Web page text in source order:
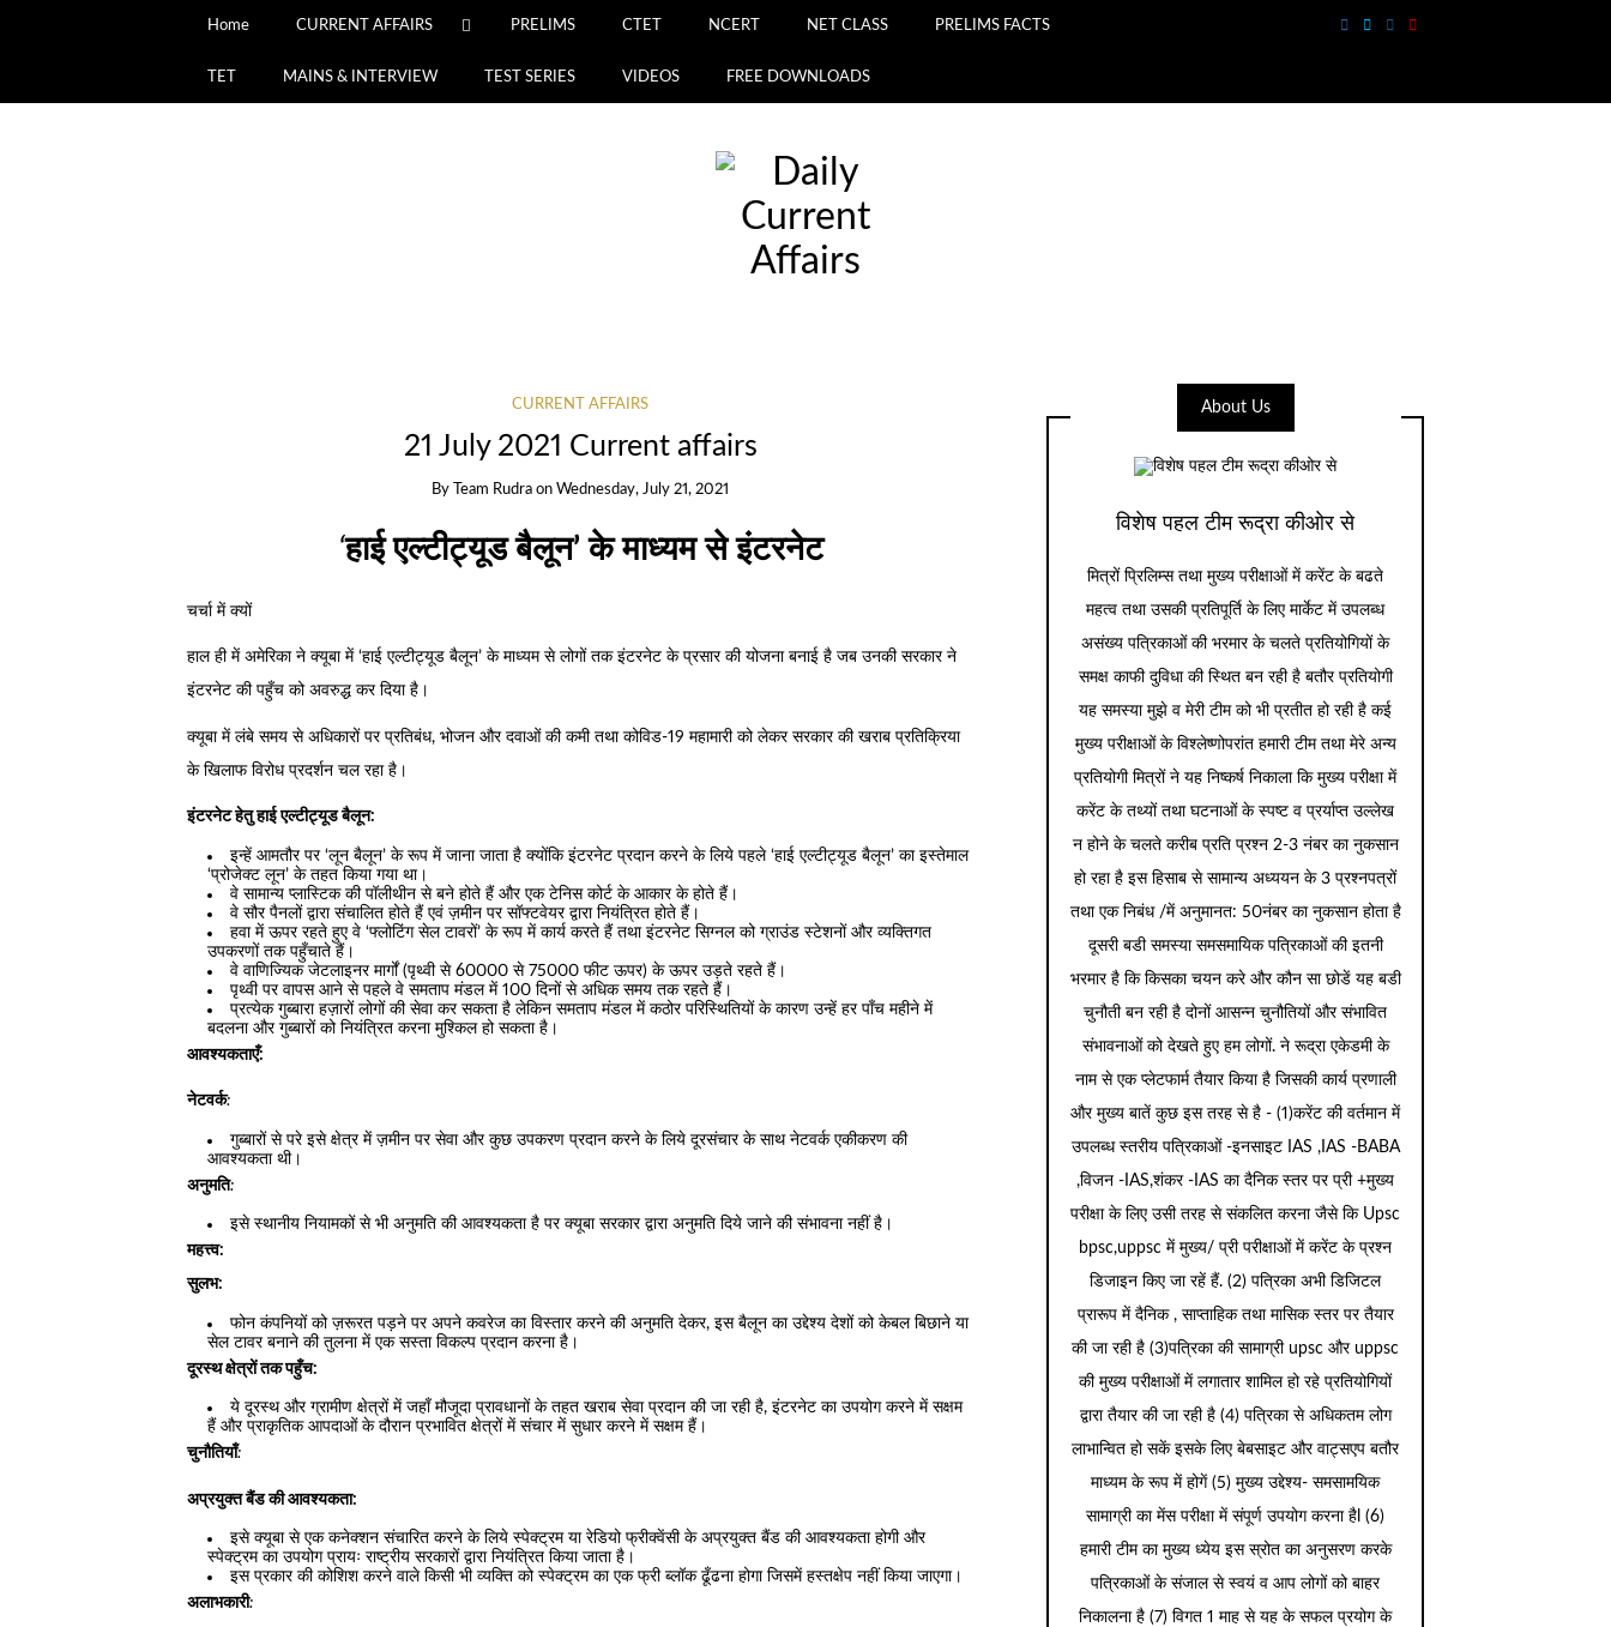
Home CURRENT AFFAIRS PRELIMS CTET NCERT NET CLASS PRELIMS FACTS
TET MAINS & INTERVIEW TEST SERIES VIDEOS FREE DOWNLOADS
CURRENT AFFAIRS
21 July 2021 Current affairs
By Team Rudra onWednesday, July 21, 2021
‘हाई एल्टीट्यूड बैलून’ के माध्यम से इंटरनेट
चर्चा में क्यों
हाल ही में अमेरिका ने क्यूबा में ‘हाई एल्टीट्यूड बैलून’ के माध्यम से लोगों तक इंटरनेट के प्रसार की योजना बनाई है जब उनकी सरकार ने
इंटरनेट की पहुँच को अवरुद्ध कर दिया है।
क्यूबा में लंबे समय से अधिकारों पर प्रतिबंध, भोजन और दवाओं की कमी तथा कोविड-19 महामारी को लेकर सरकार की खराब प्रतिक्रिया
के खिलाफ विरोध प्रदर्शन चल रहा है।
इंटरनेट हेतु हाई एल्टीट्यूड बैलून:
इन्हें आमतौर पर ‘लून बैलून’ के रूप में जाना जाता है क्योंकि इंटरनेट प्रदान करने के लिये पहले ‘हाई एल्टीट्यूड बैलून’ का इस्तेमाल
‘प्रोजेक्ट लून’ के तहत किया गया था।
वे सामान्य प्लास्टिक की पॉलीथीन से बने होते हैं और एक टेनिस कोर्ट के आकार के होते हैं।
वे सौर पैनलों द्वारा संचालित होते हैं एवं ज़मीन पर सॉफ्टवेयर द्वारा नियंत्रित होते हैं।
हवा में ऊपर रहते हुए वे ‘फ्लोटिंग सेल टावरों’ के रूप में कार्य करते हैं तथा इंटरनेट सिग्नल को ग्राउंड स्टेशनों और व्यक्तिगत
उपकरणों तक पहुँचाते हैं।
वे वाणिज्यिक जेटलाइनर मार्गों (पृथ्वी से 60000 से 75000 फीट ऊपर) के ऊपर उड़ते रहते हैं।
पृथ्वी पर वापस आने से पहले वे समताप मंडल में 100 दिनों से अधिक समय तक रहते हैं।
प्रत्येक गुब्बारा हज़ारों लोगों की सेवा कर सकता है लेकिन समताप मंडल में कठोर परिस्थितियों के कारण उन्हें हर पाँच महीने में
बदलना और गुब्बारों को नियंत्रित करना मुश्किल हो सकता है।
आवश्यकताएँ:
नेटवर्क:
गुब्बारों से परे इसे क्षेत्र में ज़मीन पर सेवा और कुछ उपकरण प्रदान करने के लिये दूरसंचार के साथ नेटवर्क एकीकरण की
आवश्यकता थी।
अनुमति:
इसे स्थानीय नियामकों से भी अनुमति की आवश्यकता है पर क्यूबा सरकार द्वारा अनुमति दिये जाने की संभावना नहीं है।
महत्त्व:
सुलभ:
फोन कंपनियों को ज़रूरत पड़ने पर अपने कवरेज का विस्तार करने की अनुमति देकर, इस बैलून का उद्देश्य देशों को केबल बिछाने या
सेल टावर बनाने की तुलना में एक सस्ता विकल्प प्रदान करना है।
दूरस्थ क्षेत्रों तक पहुँच:
ये दूरस्थ और ग्रामीण क्षेत्रों में जहाँ मौजूदा प्रावधानों के तहत खराब सेवा प्रदान की जा रही है, इंटरनेट का उपयोग करने में सक्षम
हैं और प्राकृतिक आपदाओं के दौरान प्रभावित क्षेत्रों में संचार में सुधार करने में सक्षम हैं।
चुनौतियाँ:
अप्रयुक्त बैंड की आवश्यकता:
इसे क्यूबा से एक कनेक्शन संचारित करने के लिये स्पेक्ट्रम या रेडियो फ्रीक्वेंसी के अप्रयुक्त बैंड की आवश्यकता होगी और
स्पेक्ट्रम का उपयोग प्रायः राष्ट्रीय सरकारों द्वारा नियंत्रित किया जाता है।
इस प्रकार की कोशिश करने वाले किसी भी व्यक्ति को स्पेक्ट्रम का एक फ्री ब्लॉक ढूँढना होगा जिसमें हस्तक्षेप नहीं किया जाएगा।
अलाभकारी:
About Us
विशेष पहल टीम रूद्रा कीओर से
मित्रों प्रिलिम्स तथा मुख्य परीक्षाओं में करेंट के बढते
महत्व तथा उसकी प्रतिपूर्ति के लिए मार्केट में उपलब्ध
असंख्य पत्रिकाओं की भरमार के चलते प्रतियोगियों के
समक्ष काफी दुविधा की स्थित बन रही है बतौर प्रतियोगी
यह समस्या मुझे व मेरी टीम को भी प्रतीत हो रही है कई
मुख्य परीक्षाओं के विश्लेष्णोपरांत हमारी टीम तथा मेरे अन्य
प्रतियोगी मित्रों ने यह निष्कर्ष निकाला कि मुख्य परीक्षा में
करेंट के तथ्यों तथा घटनाओं के स्पष्ट व प्रर्याप्त उल्लेख
न होने के चलते करीब प्रति प्रश्न 2-3 नंबर का नुकसान
हो रहा है इस हिसाब से सामान्य अध्ययन के 3 प्रश्नपत्रों
तथा एक निबंध /में अनुमानत: 50नंबर का नुकसान होता है
दूसरी बडी समस्या समसमायिक पत्रिकाओं की इतनी
भरमार है कि किसका चयन करे और कौन सा छोडें यह बडी
चुनौती बन रही है दोनों आसन्न चुनौतियों और संभावित
संभावनाओं को देखते हुए हम लोगों. ने रूद्रा एकेडमी के
नाम से एक प्लेटफार्म तैयार किया है जिसकी कार्य प्रणाली
और मुख्य बातें कुछ इस तरह से है - (1)करेंट की वर्तमान में
उपलब्ध स्तरीय पत्रिकाओं -इनसाइट IAS ,IAS -BABA
,विजन -IAS,शंकर -IAS का दैनिक स्तर पर प्री +मुख्य
परीक्षा के लिए उसी तरह से संकलित करना जैसे कि Upsc
bpsc,uppsc में मुख्य/ प्री परीक्षाओं में करेंट के प्रश्न
डिजाइन किए जा रहें हैं. (2) पत्रिका अभी डिजिटल
प्रारूप में दैनिक , साप्ताहिक तथा मासिक स्तर पर तैयार
की जा रही है (3)पत्रिका की सामाग्री upsc और uppsc
की मुख्य परीक्षाओं में लगातार शामिल हो रहे प्रतियोगियों
द्वारा तैयार की जा रही है (4) पत्रिका से अधिकतम लोग
लाभान्वित हो सकें इसके लिए बेबसाइट और वाट्सएप बतौर
माध्यम के रूप में होगें (5) मुख्य उद्देश्य- समसामयिक
सामाग्री का मेंस परीक्षा में संपूर्ण उपयोग करना हैl (6)
हमारी टीम का मुख्य ध्येय इस स्रोत का अनुसरण करके
पत्रिकाओं के संजाल से स्वयं व आप लोगों को बाहर
निकालना है (7) विगत 1 माह से यह के सफल प्रयोग के